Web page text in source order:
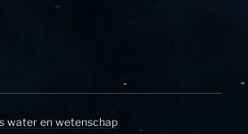
water en wetenschap